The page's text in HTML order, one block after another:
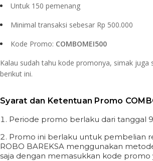
Untuk 150 pemenang
Minimal transaksi sebesar Rp 500.000
Kode Promo: COMBOMEI500
Kalau sudah tahu kode promonya, simak juga
berikut ini.
Syarat dan Ketentuan Promo
Periode promo berlaku dari tanggal 9
Promo ini berlaku untuk pembelian
ROBO BAREKSA menggunakan
saja dengan memasukkan kode promo